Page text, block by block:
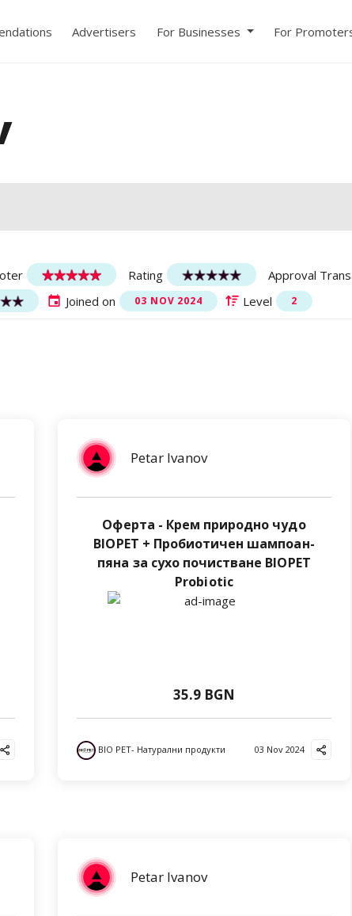
Advertisers For Businesses For
Rating
Approval
Joined on 03 NOV 2024 Level 2
Petar Ivanov
Оферта - Крем природно чудо
BIOPET + Пробиотичен шампоан-
пяна за сухо почистване BIOPET
Probiotic
35.9 BGN
BIO PET- Натурални продукти 03 Nov 2024
Petar Ivanov